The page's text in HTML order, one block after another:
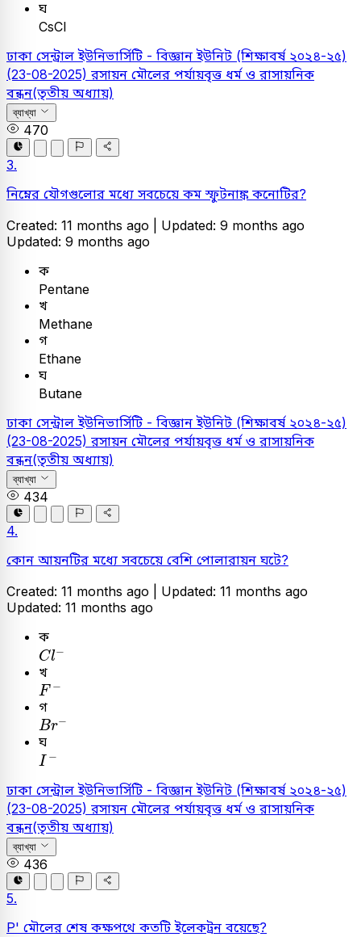
ঘ
CsCl
ঢাকা সেন্ট্রাল ইউনিভার্সিটি - বিজ্ঞান ইউনিট (শিক্ষাবর্ষ ২০২৪-২৫)
(23-08-2025) রসায়ন মৌলের পর্যায়বৃত্ত ধর্ম ও রাসায়নিক
বন্ধন(তৃতীয় অধ্যায়)
ব্যাখ্যা
470
3.
নিম্নের যৌগগুলোর মধ্যে সবচেয়ে কম স্ফুটনাঙ্ক কনোটির?
Created: 11 months ago | Updated: 9 months ago
Updated: 9 months ago
ক
Pentane
খ
Methane
গ
Ethane
ঘ
Butane
ঢাকা সেন্ট্রাল ইউনিভার্সিটি - বিজ্ঞান ইউনিট (শিক্ষাবর্ষ ২০২৪-২৫)
(23-08-2025) রসায়ন মৌলের পর্যায়বৃত্ত ধর্ম ও রাসায়নিক
বন্ধন(তৃতীয় অধ্যায়)
ব্যাখ্যা
434
4.
কোন আয়নটির মধ্যে সবচেয়ে বেশি পোলারায়ন ঘটে?
Created: 11 months ago | Updated: 11 months ago
Updated: 11 months ago
ক
Cl−
Cl-
খ
F −
F-
গ
Br−
Br-
ঘ
I −
I-
ঢাকা সেন্ট্রাল ইউনিভার্সিটি - বিজ্ঞান ইউনিট (শিক্ষাবর্ষ ২০২৪-২৫)
(23-08-2025) রসায়ন মৌলের পর্যায়বৃত্ত ধর্ম ও রাসায়নিক
বন্ধন(তৃতীয় অধ্যায়)
ব্যাখ্যা
436
5.
P' মৌলের শেষ কক্ষপথে কতটি ইলেকট্রন বয়েছে?